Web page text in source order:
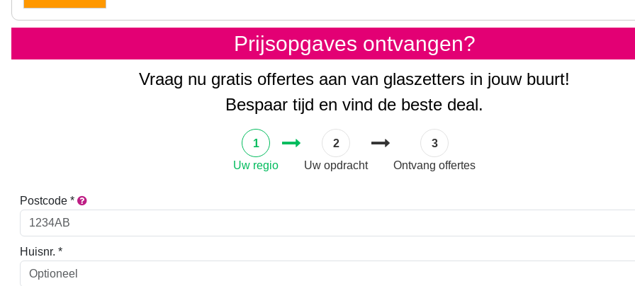
Prijsopgaves ontvangen?
Vraag nu gratis offertes aan van glaszetters in jouw buurt!
Bespaar tijd en vind de beste deal.